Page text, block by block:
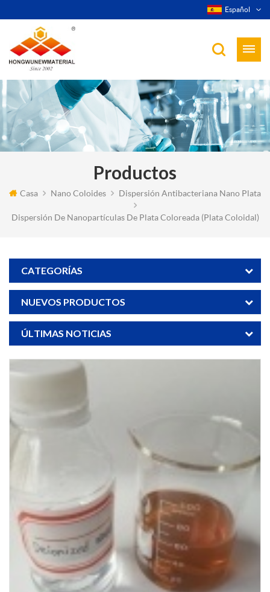
Español
Productos
Casa Nano Coloides Dispersión Antibacteriana Nano Plata
Dispersión De Nanopartículas De Plata Coloreada (plata Coloidal)
CATEGORÍAS
NUEVOS PRODUCTOS
ÚLTIMAS NOTICIAS